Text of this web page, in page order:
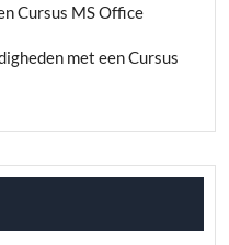
Cursus MS Office
met een Cursus